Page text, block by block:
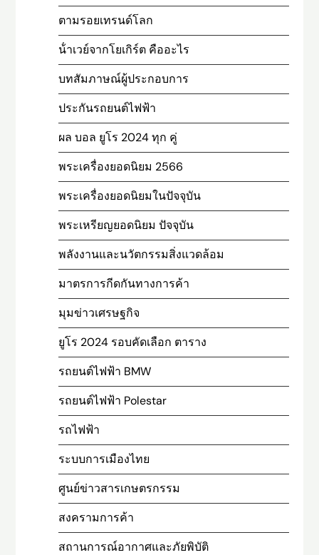
ตามรอยเทรนด์โลก
น้ําเวย์จากโยเกิร์ต คืออะไร
บทสัมภาษณ์ผู้ประกอบการ
ประกันรถยนต์ไฟฟ้า
ผล บอล ยูโร 2024 ทุก คู่
พระเครื่องยอดนิยม 2566
พระเครื่องยอดนิยมในปัจจุบัน
พระเหรียญยอดนิยม ปัจจุบัน
พลังงานและนวัตกรรมสิ่งแวดล้อม
มาตรการกีดกันทางการค้า
มุมข่าวเศรษฐกิจ
ยูโร 2024 รอบคัดเลือก ตาราง
รถยนต์ไฟฟ้า BMW
รถยนต์ไฟฟ้า Polestar
รถไฟฟ้า
ระบบการเมืองไทย
ศูนย์ข่าวสารเกษตรกรรม
สงครามการค้า
สถานการณ์อากาศและภัยพิบัติ